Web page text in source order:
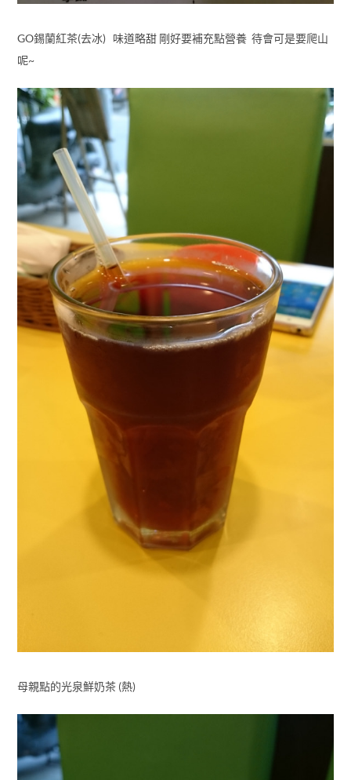
GO錫蘭紅茶(去冰) 味道略甜 剛好要補充點營養 待會可是要爬山
呢~
母親點的光泉鮮奶茶 (熱)